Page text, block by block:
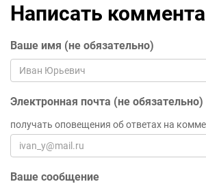
Написать
Ваше имя (не обязательно)
Электронная почта (не обязательно)
получать оповещения об ответах на
Ваше сообщение